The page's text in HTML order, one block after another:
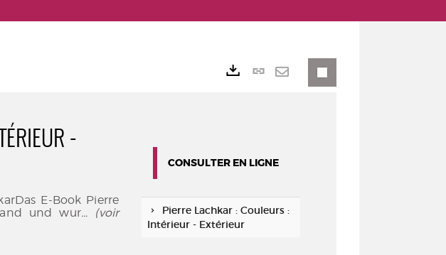
-
E-Book Pierre
und wur... (voir
Lien
CONSULTER EN LIGNE
Pierre Lachkar : Couleurs :
Intérieur - Extérieur